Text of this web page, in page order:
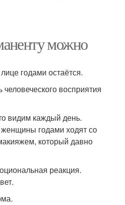
можно
годами остаётся.
восприятия
видим каждый день.
годами ходят со
который давно
реакция.